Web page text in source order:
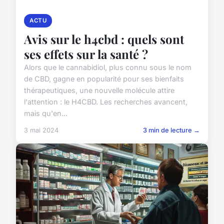
ACTU
Avis sur le h4cbd : quels sont
ses effets sur la santé ?
Alors que le cannabidiol, plus connu sous le nom
de CBD, gagne en popularité pour ses bienfaits
thérapeutiques, une nouvelle molécule attire
l'attention : le H4CBD. Les recherches avancent,
mais qu'en...
3 mai 2024 3 min de lecture →